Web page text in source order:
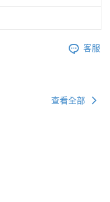
客服
查看全部